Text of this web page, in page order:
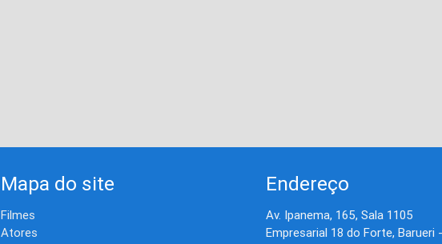
Mapa do site
Filmes
Atores
Endereço
Av. Ipanema, 165, Sala 1105
Empresarial 18 do Forte, Barueri